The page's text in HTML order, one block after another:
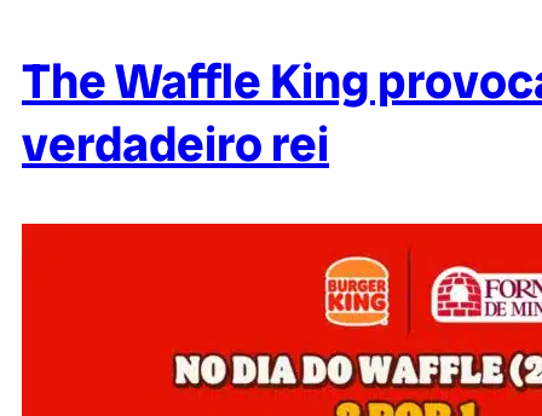
The Waffle King
verdadeiro rei